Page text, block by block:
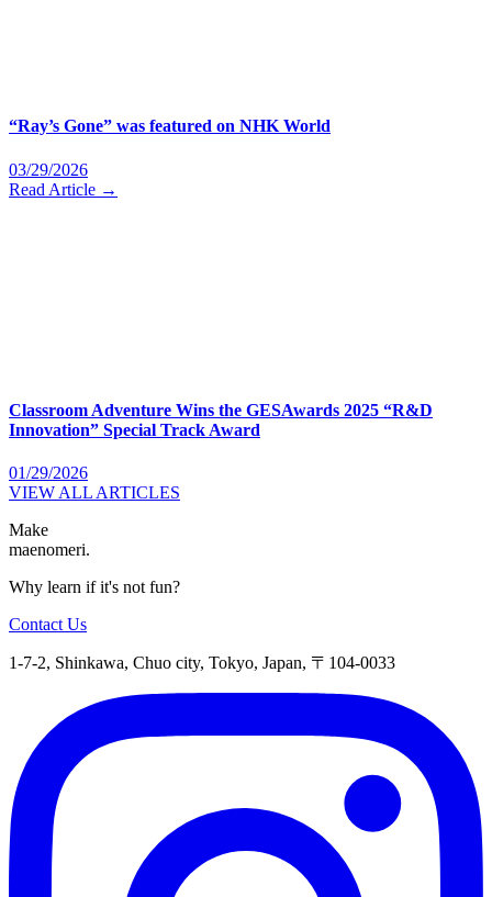
“Ray’s Gone” was featured on NHK World
03/29/2026
Read Article →
Classroom Adventure Wins the GESAwards 2025 “R&D
Innovation” Special Track Award
01/29/2026
VIEW ALL ARTICLES
Make
maenomeri.
Why learn if it's not fun?
Contact Us
1-7-2, Shinkawa, Chuo city, Tokyo, Japan, 〒104-0033